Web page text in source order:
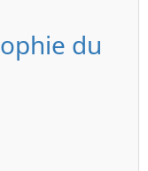
du